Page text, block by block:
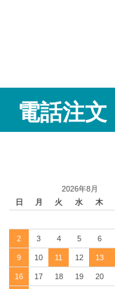
電話注文
2026年8月
日
月 火 水 木
2 3 4 5 6
9 10 11 12 13
16 17 18 19 20